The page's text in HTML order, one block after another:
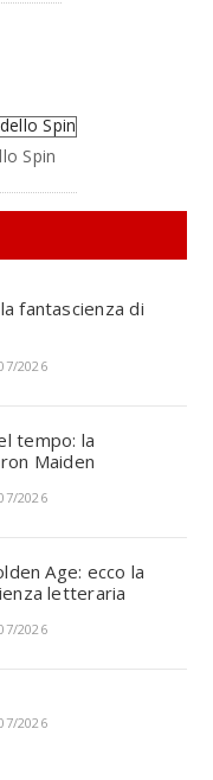
Spin
fantascienza di
2026
tempo: la
Maiden
2026
Age: ecco la
letteraria
2026
2026